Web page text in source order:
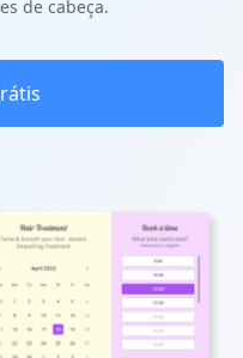
de cabeça.